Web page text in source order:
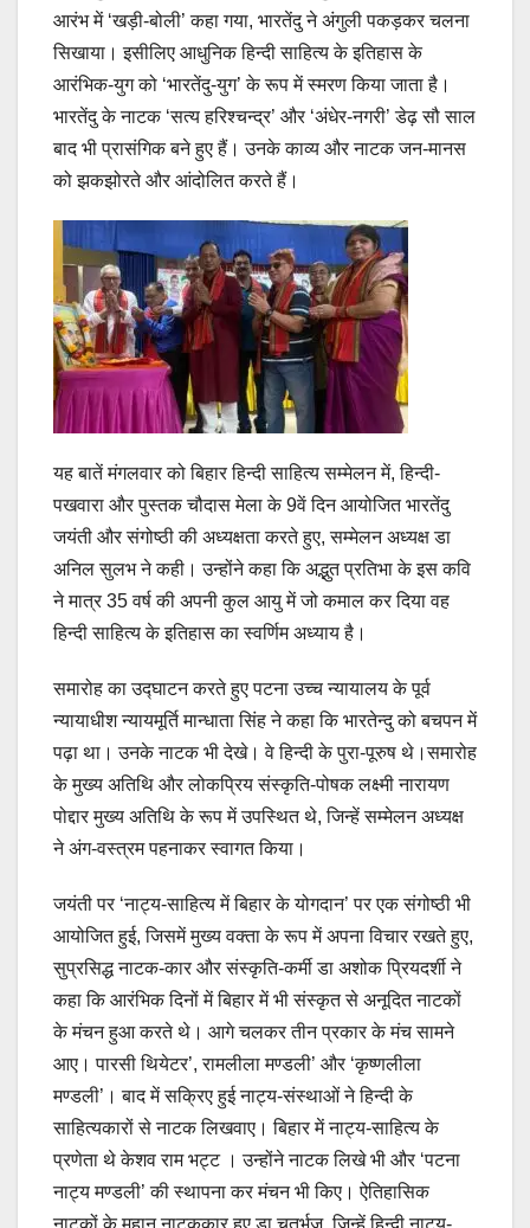
आरंभ में ‘खड़ी-बोली’ कहा गया, भारतेंदु ने अंगुली पकड़कर चलना
सिखाया। इसीलिए आधुनिक हिन्दी साहित्य के इतिहास के
आरंभिक-युग को ‘भारतेंदु-युग’ के रूप में स्मरण किया जाता है।
भारतेंदु के नाटक ‘सत्य हरिश्चन्द्र’ और ‘अंधेर-नगरी’ डेढ़ सौ साल
बाद भी प्रासंगिक बने हुए हैं। उनके काव्य और नाटक जन-मानस
को झकझोरते और आंदोलित करते हैं।
यह बातें मंगलवार को बिहार हिन्दी साहित्य सम्मेलन में, हिन्दी-
पखवारा और पुस्तक चौदास मेला के 9वें दिन आयोजित भारतेंदु
जयंती और संगोष्ठी की अध्यक्षता करते हुए, सम्मेलन अध्यक्ष डा
अनिल सुलभ ने कही। उन्होंने कहा कि अद्भुत प्रतिभा के इस कवि
ने मात्र 35 वर्ष की अपनी कुल आयु में जो कमाल कर दिया वह
हिन्दी साहित्य के इतिहास का स्वर्णिम अध्याय है।
समारोह का उद्घाटन करते हुए पटना उच्च न्यायालय के पूर्व
न्यायाधीश न्यायमूर्ति मान्धाता सिंह ने कहा कि भारतेन्दु को बचपन में
पढ़ा था। उनके नाटक भी देखे। वे हिन्दी के पुरा-पूरुष थे।समारोह
के मुख्य अतिथि और लोकप्रिय संस्कृति-पोषक लक्ष्मी नारायण
पोद्दार मुख्य अतिथि के रूप में उपस्थित थे, जिन्हें सम्मेलन अध्यक्ष
ने अंग-वस्त्रम पहनाकर स्वागत किया।
जयंती पर ‘नाट्य-साहित्य में बिहार के योगदान’ पर एक संगोष्ठी भी
आयोजित हुई, जिसमें मुख्य वक्ता के रूप में अपना विचार रखते हुए,
सुप्रसिद्ध नाटक-कार और संस्कृति-कर्मी डा अशोक प्रियदर्शी ने
कहा कि आरंभिक दिनों में बिहार में भी संस्कृत से अनूदित नाटकों
के मंचन हुआ करते थे। आगे चलकर तीन प्रकार के मंच सामने
आए। पारसी थियेटर’, रामलीला मण्डली’ और ‘कृष्णलीला
मण्डली’। बाद में सक्रिए हुई नाट्य-संस्थाओं ने हिन्दी के
साहित्यकारों से नाटक लिखवाए। बिहार में नाट्य-साहित्य के
प्रणेता थे केशव राम भट्ट । उन्होंने नाटक लिखे भी और ‘पटना
नाट्य मण्डली’ की स्थापना कर मंचन भी किए। ऐतिहासिक
नाटकों के महान नाटककार हुए डा चतुर्भुज, जिन्हें हिन्दी नाट्य-